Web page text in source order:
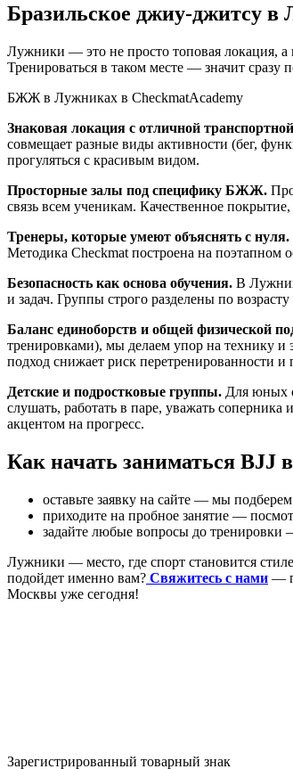
Бразильское джиу-джитсу в
Лужники — это не просто топовая локация, а
Тренироваться в таком месте — значит сразу
БЖЖ в Лужниках в CheckmatAcademy
Знаковая локация с отличной транспортной
совмещает разные виды активности (бег,
прогуляться с красивым видом.
Просторные залы под специфику БЖЖ.
связь всем ученикам. Качественное покрытие,
Тренеры, которые умеют объяснять с нуля.
Методика Checkmat построена на поэтапном
Безопасность как основа обучения. В
и задач. Группы строго разделены по возрасту
Баланс единоборств и общей физической
тренировками), мы делаем упор на технику и
подход снижает риск перетренированности и
Детские и подростковые группы. Для юных
слушать, работать в паре, уважать соперника и
акцентом на прогресс.
Как начать заниматься BJJ в
оставьте заявку на сайте — мы подберем
приходите на пробное занятие —
задайте любые вопросы до тренировки
Лужники — место, где спорт становится
подойдет именно вам? Свяжитесь с нами —
Москвы уже сегодня!
Зарегистрированный товарный знак